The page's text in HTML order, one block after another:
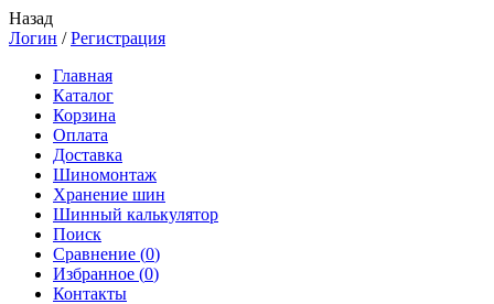
Назад
Логин /Регистрация
Главная
Каталог
Корзина
Оплата
Доставка
Шиномонтаж
Хранение шин
Шинный калькулятор
Поиск
Сравнение (0)
Избранное (0)
Контакты